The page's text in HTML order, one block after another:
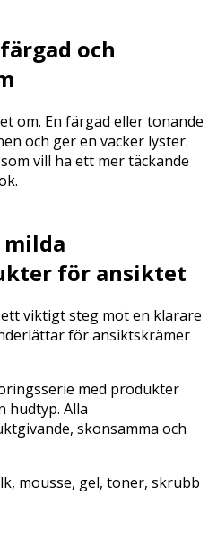
färgad och
om. En färgad eller tonande
och ger en vacker lyster.
vill ha ett mer täckande
milda
för ansiktet
viktigt steg mot en klarare
för ansiktskrämer
med produkter
hudtyp. Alla
skonsamma och
mousse, gel, toner, skrubb